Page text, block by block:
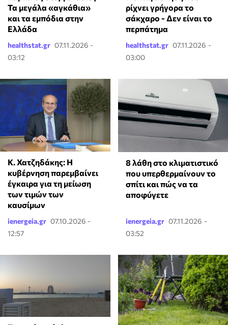
Τα μεγάλα «αγκάθια»
και τα εμπόδια στην
Ελλάδα
healthstat.gr 07.11.2026 -
03:12
ρίχνει γρήγορα το
σάκχαρο - Δεν είναι το
περπάτημα
healthstat.gr 07.11.2026 -
03:00
Κ. Χατζηδάκης: Η
κυβέρνηση παρεμβαίνει
έγκαιρα για τη μείωση
των τιμών των
καυσίμων
ienergeia.gr 07.10.2026 -
12:57
8 λάθη στο κλιματιστικό
που υπερθερμαίνουν το
σπίτι και πώς να τα
αποφύγετε
ienergeia.gr 07.11.2026 -
03:52